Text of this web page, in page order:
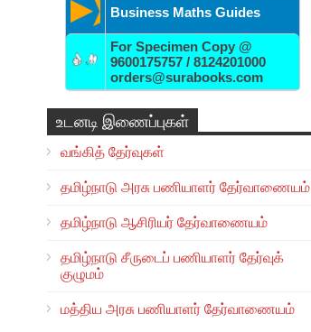
Business Maths Guides
For Specimen Copy @
9600175757 / 8124201000
orders@surabooks.com
உடனடி இணைப்புகள்
வங்கித் தேர்வுகள்
தமிழ்நாடு அரசு பணியாளர் தேர்வாணையம்
தமிழ்நாடு ஆசிரியர் தேர்வாணையம்
தமிழ்நாடு சீருடைப் பணியாளர் தேர்வுக்
குழுமம்
மத்திய அரசு பணியாளர் தேர்வாணையம்